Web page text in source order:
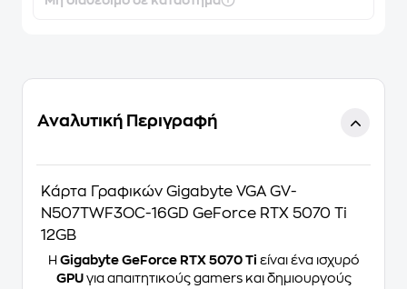
Αναλυτική Περιγραφή
Κάρτα Γραφικών Gigabyte VGA GV-
N507TWF3OC-16GD GeForce RTX 5070 Ti
12GB
Η Gigabyte GeForce RTX 5070 Ti είναι ένα ισχυρό
GPUγια απαιτητικούς gamers και δημιουργούς